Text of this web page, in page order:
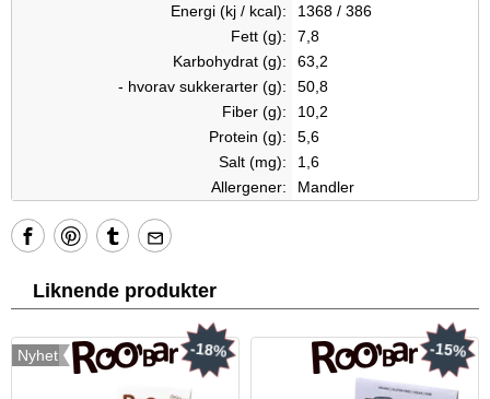
Energi (kj / kcal):
1368 / 386
Fett (g):
7,8
Karbohydrat (g):
63,2
- hvorav sukkerarter (g):
50,8
Fiber (g):
10,2
Protein (g):
5,6
Salt (mg):
1,6
Allergener:
Mandler
Liknende produkter
Nyhet -18% -15%